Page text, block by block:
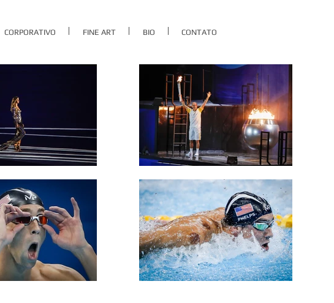
CORPORATIVO FINE ART BIO CONTATO